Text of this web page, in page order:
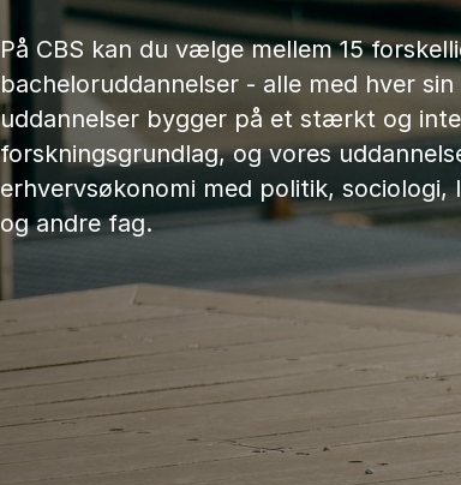
På CBS kan du vælge mellem 15
bacheloruddannelser - alle med hver
uddannelser bygger på et stærkt og
forskningsgrundlag, og vores
erhvervsøkonomi med politik, sociologi,
og andre fag.